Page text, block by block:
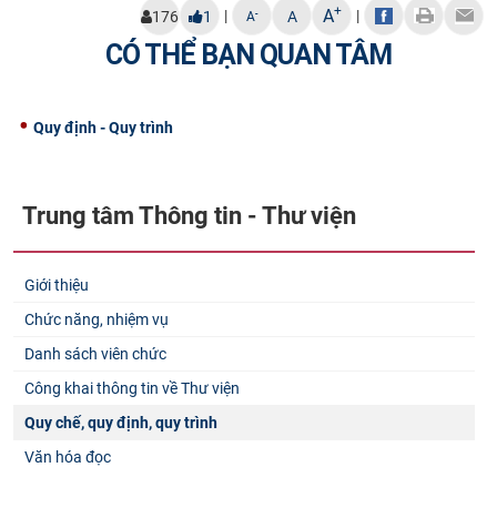
176 1 | A- A A+ |
CÓ THỂ BẠN QUAN TÂM
Quy định - Quy trình
Trung tâm Thông tin - Thư viện
Giới thiệu
Chức năng, nhiệm vụ
Danh sách viên chức
Công khai thông tin về Thư viện
Quy chế, quy định, quy trình
Văn hóa đọc